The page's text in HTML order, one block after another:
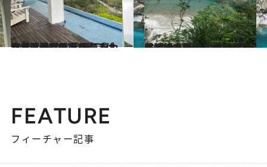
2023.10.1
今台湾でプチトリップに人気 レトロな雰囲気や大自然を満喫できる こだわりあふれる民宿4選
旅＆お出かけ 2023.9.1
美しい自然やグルメが満載 台北から少し足を延ばして行きたい 台湾東部の景勝地・花蓮
旅＆お出かけ
FEATURE
フィーチャー記事